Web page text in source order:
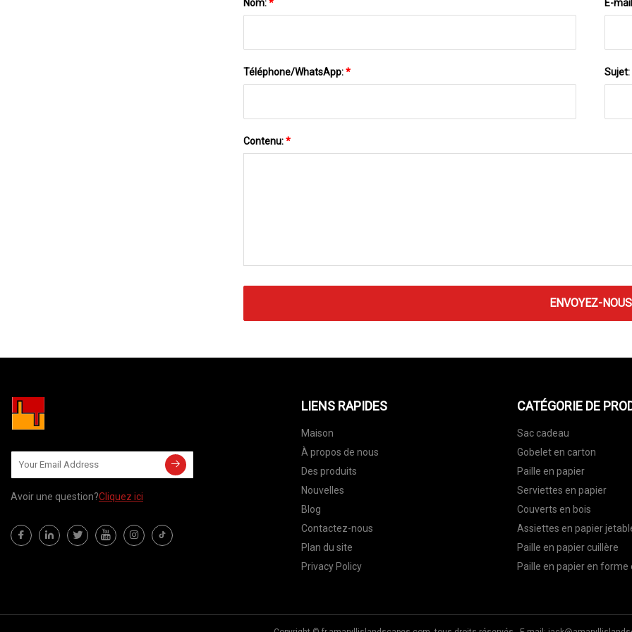
Nom:* E-
Téléphone/WhatsApp:* Sujet:
Contenu:*
ENVOYEZ-NOUS
Avoir une question?Cliquez ici
LIENS RAPIDES
Maison
À propos de nous
Des produits
Nouvelles
Blog
Contactez-nous
Plan du site
Privacy Policy
CATÉGORIE DE
Sac cadeau
Gobelet en carton
Paille en papier
Serviettes en papier
Couverts en bois
Assiettes en papier
Paille en papier cuillère
Paille en papier en forme